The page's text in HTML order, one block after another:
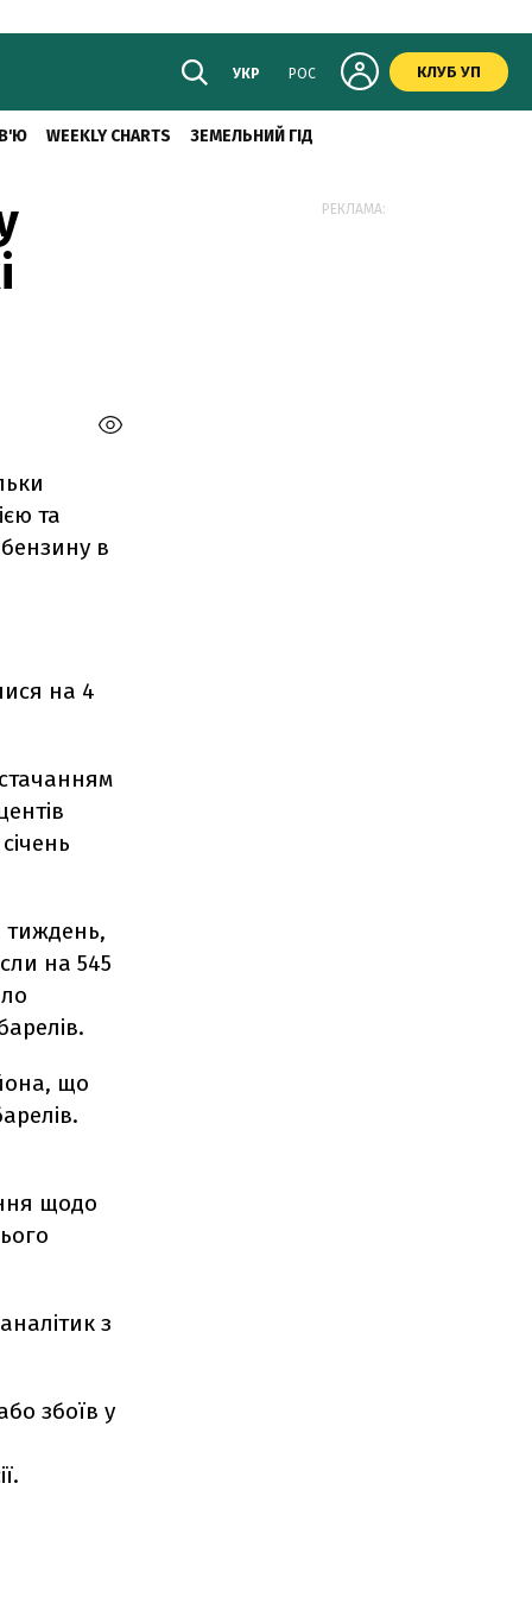
УКР РОС КЛУБ УП
WEEKLY CHARTS ЗЕМЕЛЬНИЙ ГІД
та
в
на 4
тиждень,
на 545
що
щодо
з
збоїв у
РЕКЛАМА: